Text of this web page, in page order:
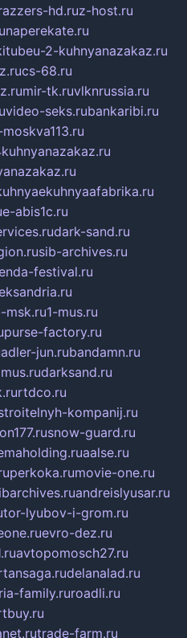
hd.ruz-host.ru
naperekate.ru
2-kuhnyanazakaz.ru
cs-68.ru
mir-tk.ruvlknrussia.ru
video-seks.rubankaribi.ru
e-abis1c.ru
dark-sand.ru
sib-archives.ru
festival.ru
msk.ru1-mus.ru
purse-factory.ru
adler-jun.rubandamn.ru
darksand.ru
rtdco.ru
kompanij.ru
snow-guard.ru
aalse.ru
perkoka.rumovie-one.ru
andreislyusar.ru
tor-lyubov-i-grom.ru
evro-dez.ru
avtopomosch27.ru
delanalad.ru
family.ruroadli.ru
trade-farm.ru